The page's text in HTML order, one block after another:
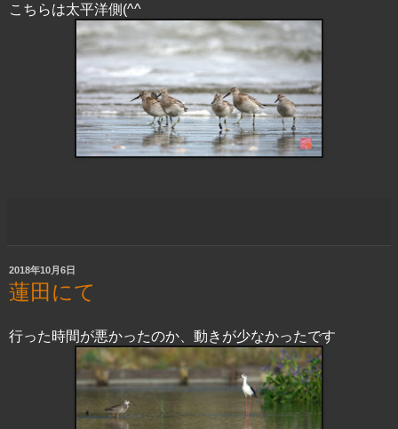
こちらは太平洋側(^^ゞ
2018年10月6日
蓮田にて
行った時間が悪かったのか、動きが少なかったです